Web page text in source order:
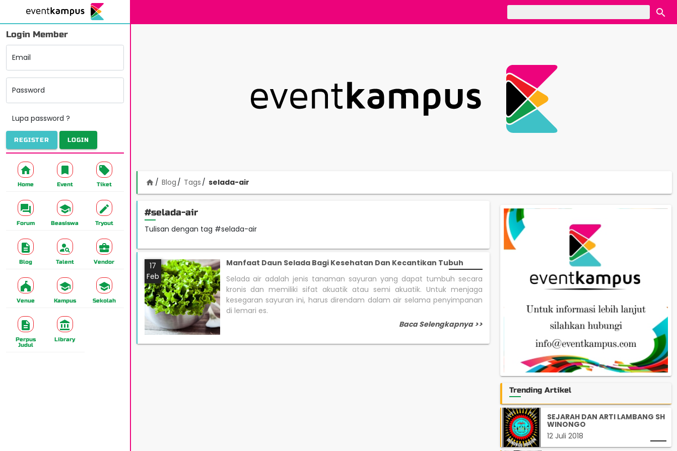
Login Member
Email
Password
Lupa password ?
REGISTER LOGIN
Home Event Tiket
Forum Beasiswa Tryout
Blog Talent Vendor
Venue Kampus Sekolah
Perpus
Judul
Library
home Blog Tags selada-air
#selada-air
Tulisan dengan tag #selada-air
17
Feb
Manfaat Daun Selada Bagi Kesehatan Dan Kecantikan Tubuh
Selada air adalah jenis tanaman sayuran yang dapat tumbuh secara
kronis dan memiliki sifat akuatik atau semi akuatik. Untuk menjaga
kesegaran sayuran ini, harus direndam dalam air selama penyimpanan
di lemari es.
Baca Selengkapnya >>
Trending Artikel
SEJARAH DAN ARTI LAMBANG SH
WINONGO
12 Juli 2018